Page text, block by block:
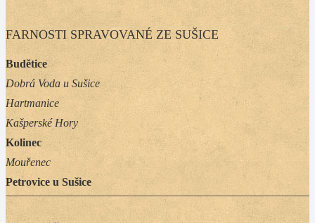
FARNOSTI SPRAVOVANÉ ZE SUŠICE
Budětice
Dobrá Voda u Sušice
Hartmanice
Kašperské Hory
Kolinec
Mouřenec
Petrovice u Sušice